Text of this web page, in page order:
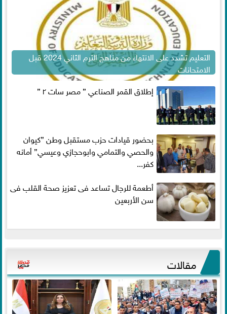
التعليم تشدد على الانتهاء من مناهج الترم الثاني 2024 قبل
الامتحانات
إطلاق القمر الصناعي ” مصر سات ٢ ”
بحضور قيادات حزب مستقبل وطن ”كيوان
والحصي والتمامي وابوحجازي وعيسي” أمانه
كفر...
أطعمة للرجال تساعد فى تعزيز صحة القلب فى
سن الأربعين
مقالات